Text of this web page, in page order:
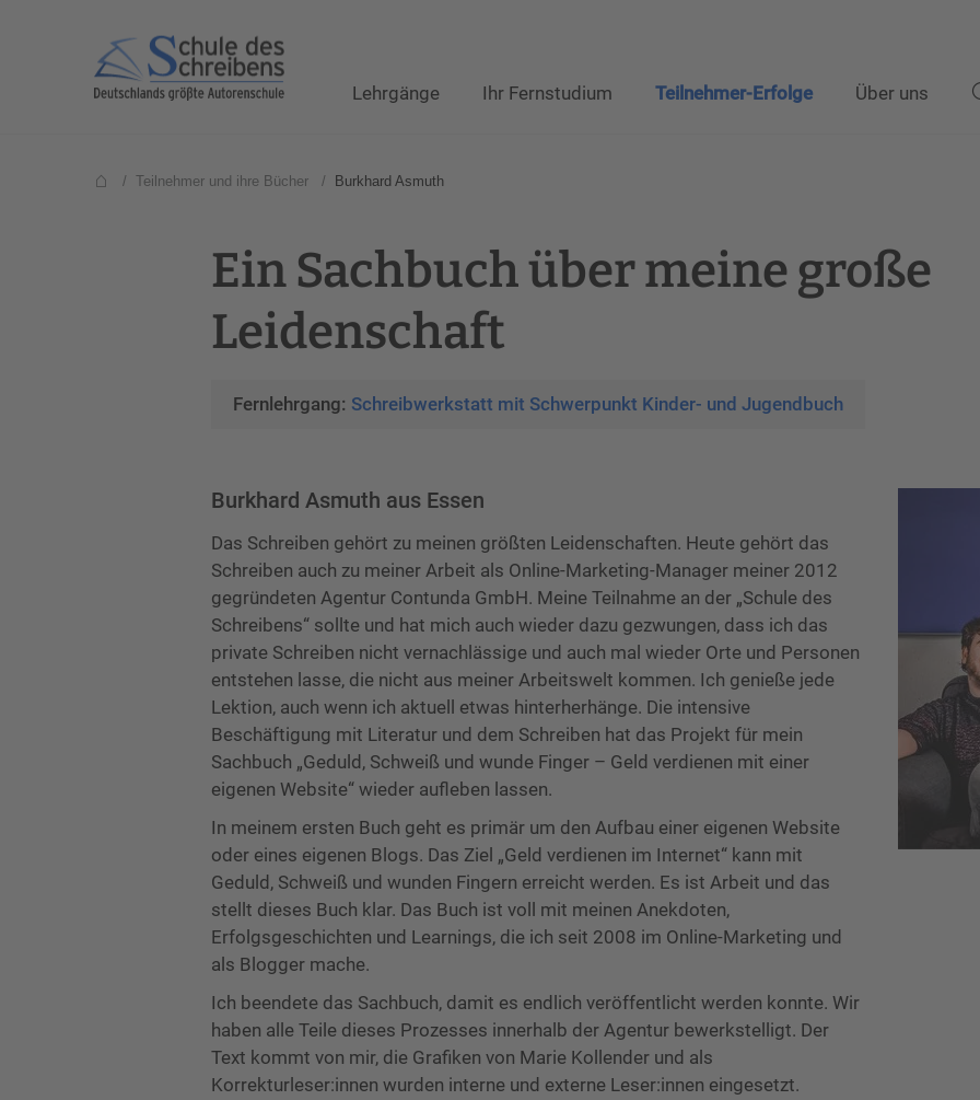
Lehrgänge Ihr Fernstudium Teilnehmer-Erfolge Über uns
/ Teilnehmer und ihre Bücher / Burkhard Asmuth
Ein Sachbuch über meine große
Leidenschaft
Fernlehrgang: Schreibwerkstatt mit Schwerpunkt Kinder- und Jugendbuch
Burkhard Asmuth aus Essen
Das Schreiben gehört zu meinen größten Leidenschaften. Heute gehört das
Schreiben auch zu meiner Arbeit als Online-Marketing-Manager meiner 2012
gegründeten Agentur Contunda GmbH. Meine Teilnahme an der „Schule des
Schreibens“ sollte und hat mich auch wieder dazu gezwungen, dass ich das
private Schreiben nicht vernachlässige und auch mal wieder Orte und Personen
entstehen lasse, die nicht aus meiner Arbeitswelt kommen. Ich genieße jede
Lektion, auch wenn ich aktuell etwas hinterherhänge. Die intensive
Beschäftigung mit Literatur und dem Schreiben hat das Projekt für mein
Sachbuch „Geduld, Schweiß und wunde Finger – Geld verdienen mit einer
eigenen Website“ wieder aufleben lassen.
In meinem ersten Buch geht es primär um den Aufbau einer eigenen Website
oder eines eigenen Blogs. Das Ziel „Geld verdienen im Internet“ kann mit
Geduld, Schweiß und wunden Fingern erreicht werden. Es ist Arbeit und das
stellt dieses Buch klar. Das Buch ist voll mit meinen Anekdoten,
Erfolgsgeschichten und Learnings, die ich seit 2008 im Online-Marketing und
als Blogger mache.
Ich beendete das Sachbuch, damit es endlich veröffentlicht werden konnte. Wir
haben alle Teile dieses Prozesses innerhalb der Agentur bewerkstelligt. Der
Text kommt von mir, die Grafiken von Marie Kollender und als
Korrekturleser:innen wurden interne und externe Leser:innen eingesetzt.